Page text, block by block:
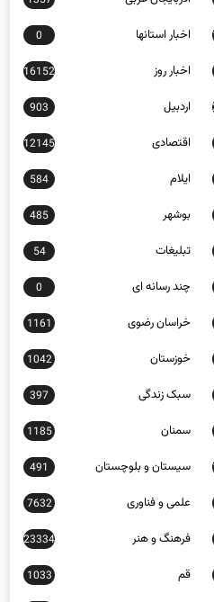
اخبار استانها 0
اخبار روز 16152
اردبیل 903
اقتصادی 12145
584
بوشهر 485
تبلیغات 54
چند رسانه ای 0
خراسان رضوی 1161
خوزستان 1042
سبک زندگی 397
سمنان 1185
سیستان و بلوچستان 491
علمی و فناوری 7632
فرهنگ و هنر 23334
قم 1033
کردستان 940